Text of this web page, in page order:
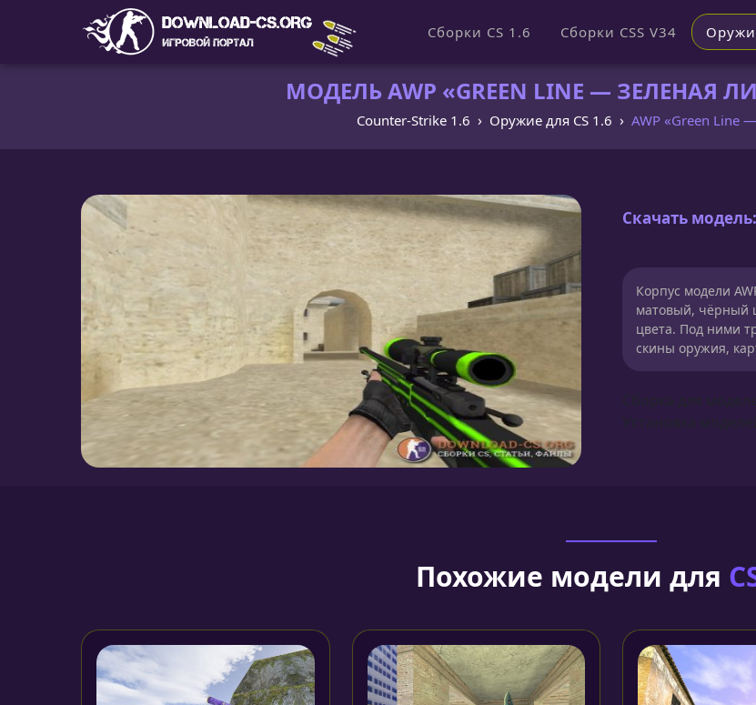
Сборки CS 1.6 Сборки CSS V34
МОДЕЛЬ AWP «GREEN LINE — ЗЕЛЕНАЯ
Counter-Strike 1.6 Оружие для CS 1.6 AWP «Green Line
Скачать модель:
Корпус модели
матовый, чёрный
цвета. Под ними
скины оружия,
Похожие модели для